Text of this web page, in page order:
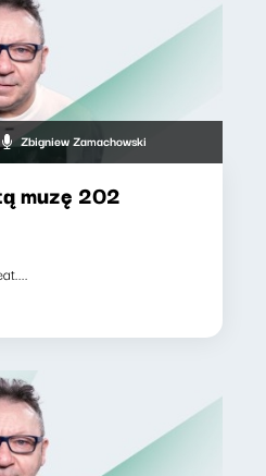
Zbigniew Zamachowski
muzę 202